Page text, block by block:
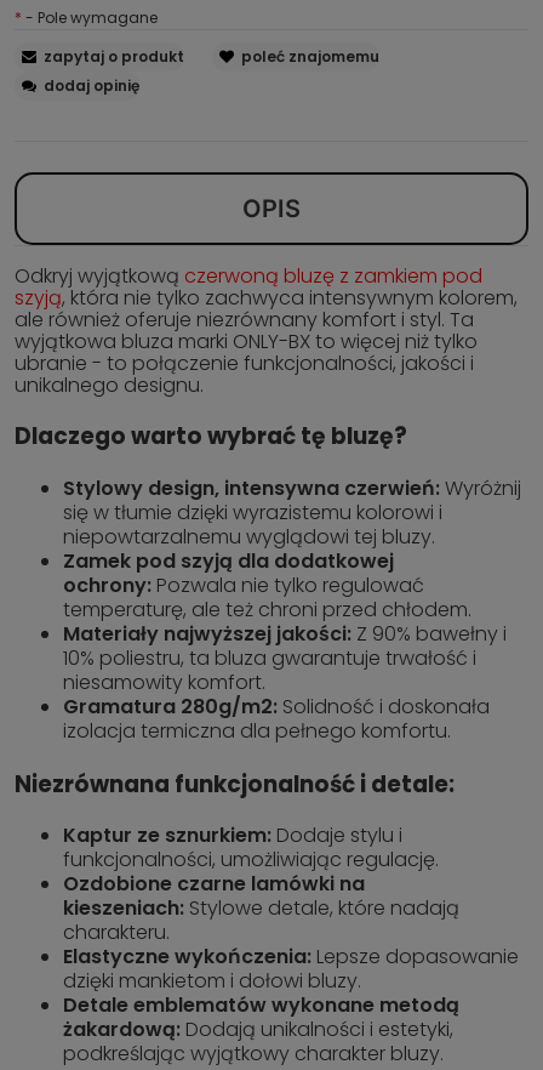
* - Pole wymagane
zapytaj o produkt
poleć znajomemu
dodaj opinię
OPIS
Odkryj wyjątkową czerwoną bluzę z zamkiem pod
szyją, która nie tylko zachwyca intensywnym kolorem,
ale również oferuje niezrównany komfort i styl. Ta
wyjątkowa bluza marki ONLY-BX to więcej niż tylko
ubranie - to połączenie funkcjonalności, jakości i
unikalnego designu.
Dlaczego warto wybrać tę bluzę?
Stylowy design, intensywna czerwień:Wyróżnij
się w tłumie dzięki wyrazistemu kolorowi i
niepowtarzalnemu wyglądowi tej bluzy.
Zamek pod szyją dla dodatkowej
ochrony: Pozwala nie tylko regulować
temperaturę, ale też chroni przed chłodem.
Materiały najwyższej jakości: Z 90% bawełny i
10% poliestru, ta bluza gwarantuje trwałość i
niesamowity komfort.
Gramatura 280g/m2: Solidność i doskonała
izolacja termiczna dla pełnego komfortu.
Niezrównana funkcjonalność i detale:
Kaptur ze sznurkiem: Dodaje stylu i
funkcjonalności, umożliwiając regulację.
Ozdobione czarne lamówki na
kieszeniach: Stylowe detale, które nadają
charakteru.
Elastyczne wykończenia: Lepsze dopasowanie
dzięki mankietom i dołowi bluzy.
Detale emblematów wykonane metodą
żakardową: Dodają unikalności i estetyki,
podkreślając wyjątkowy charakter bluzy.